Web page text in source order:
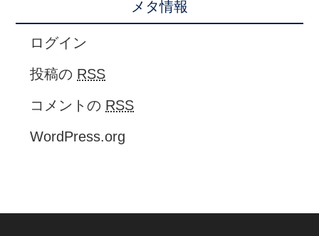
メタ情報
ログイン
投稿の RSS
コメントの RSS
WordPress.org